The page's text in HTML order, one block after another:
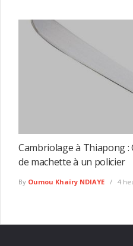
Cambriolage à Thiapong :
de machette à un policier
By Oumou Khaïry NDIAYE 4